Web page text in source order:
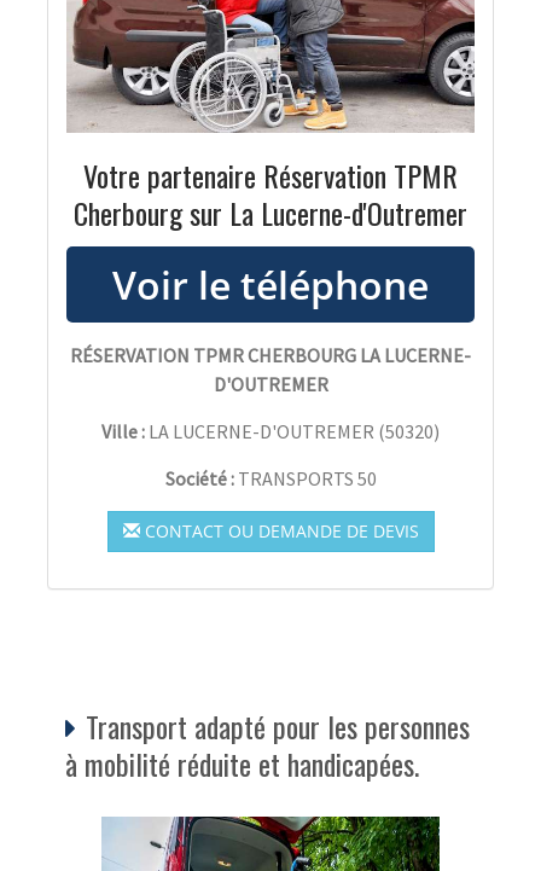
Votre partenaire Réservation TPMR
Cherbourg sur La Lucerne-d'Outremer
RÉSERVATION TPMR CHERBOURG LA LUCERNE-
D'OUTREMER
Ville : LA LUCERNE-D'OUTREMER (50320)
Société : TRANSPORTS 50
CONTACT OU DEMANDE DE DEVIS
Transport adapté pour les personnes
à mobilité réduite et handicapées.